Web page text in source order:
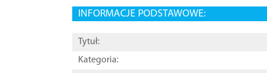
INFORMACJE PODSTAWOWE:
Tytuł:
Kategoria: